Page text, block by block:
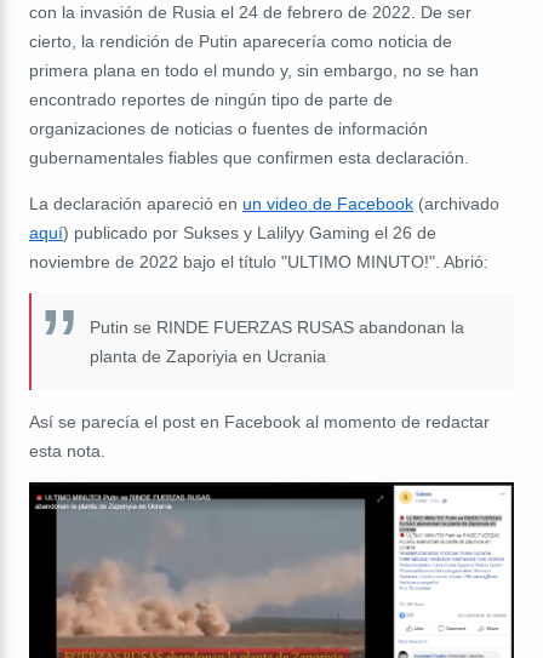
con la invasión de Rusia el 24 de febrero de 2022. De ser
cierto, la rendición de Putin aparecería como noticia de
primera plana en todo el mundo y, sin embargo, no se han
encontrado reportes de ningún tipo de parte de
organizaciones de noticias o fuentes de información
gubernamentales fiables que confirmen esta declaración.
La declaración apareció en un video de Facebook (archivado
aquí) publicado por Sukses y Lalilyy Gaming el 26 de
noviembre de 2022 bajo el título "ULTIMO MINUTO!". Abrió:
Putin se RINDE FUERZAS RUSAS abandonan la
planta de Zaporiyia en Ucrania
Así se parecía el post en Facebook al momento de redactar
esta nota.